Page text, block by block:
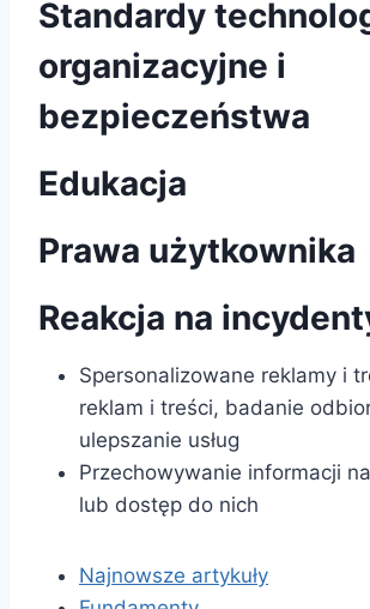
Standardy
organizacyjne i
bezpieczeństwa
Edukacja
Prawa użytkownika
Reakcja na
Spersonalizowane reklamy i
reklam i treści, badanie
ulepszanie usług
Przechowywanie informacji
lub dostęp do nich
Najnowsze artykuły